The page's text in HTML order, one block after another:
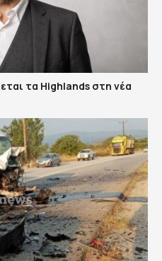
τα Highlands στη νέα